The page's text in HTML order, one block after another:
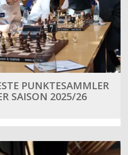
PUNKTESAMMLER
SAISON 2025/26